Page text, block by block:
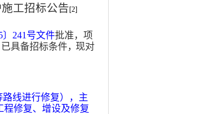
工招标公告[2]
241号文件批准，项
具备招标条件， 现对
路线进行修复），主
程修复、增设及修复